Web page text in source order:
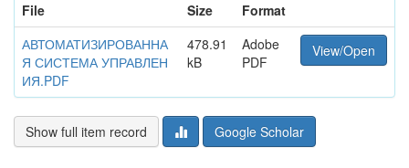
File
Size
Format
АВТОМАТИЗИРОВАННА
Я СИСТЕМА УПРАВЛЕН
ИЯ.PDF
478.91
kB
Adobe
PDF
View/Open
Show full item record Google Scholar